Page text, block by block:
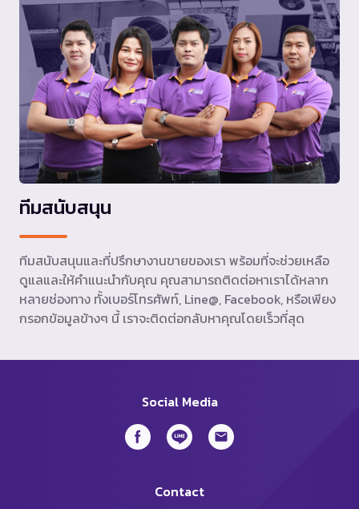
ทีมสนับสนุน
ทีมสนับสนุนและที่ปรึกษางานขายของเรา พร้อมที่จะช่วยเหลือ
ดูแลและให้คำแนะนำกับคุณ คุณสามารถติดต่อหาเราได้หลาก
หลายช่องทาง ทั้งเบอร์โทรศัพท์, Line@, Facebook, หรือเพียง
กรอกข้อมูลข้างๆ นี้ เราจะติดต่อกลับหาคุณโดยเร็วที่สุด
Social Media
Contact